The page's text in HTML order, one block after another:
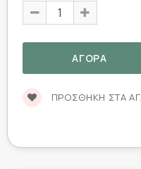
ΠΡΟΣΘΉΚΗ ΣΤΑ